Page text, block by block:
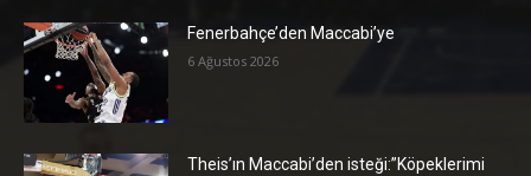
Fenerbahçe’den Maccabi’ye
6 Ağustos 2026
Theis’ın Maccabi’den isteği:”Köpeklerimi